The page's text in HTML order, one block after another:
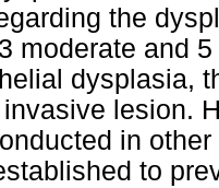
the
moderate and
dysplasia,
lesion.
in
to